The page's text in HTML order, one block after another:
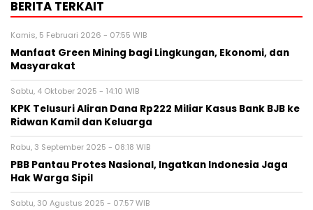
BERITA TERKAIT
Kamis, 5 Februari 2026 - 07:55 WIB
Manfaat Green Mining bagi Lingkungan, Ekonomi, dan
Masyarakat
Sabtu, 4 Oktober 2025 - 14:10 WIB
KPK Telusuri Aliran Dana Rp222 Miliar Kasus Bank BJB ke
Ridwan Kamil dan Keluarga
Rabu, 3 September 2025 - 08:18 WIB
PBB Pantau Protes Nasional, Ingatkan Indonesia Jaga
Hak Warga Sipil
Sabtu, 30 Agustus 2025 - 07:57 WIB